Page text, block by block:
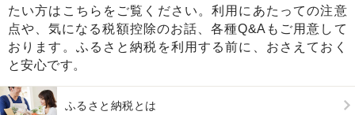
たい方はこちらをご覧ください。利用にあたっての注意
点や、気になる税額控除のお話、各種Q&Aもご用意して
おります。ふるさと納税を利用する前に、おさえておく
と安心です。
ふるさと納税とは